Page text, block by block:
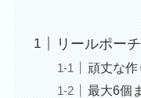
リールポー
頑丈な作
最大6個